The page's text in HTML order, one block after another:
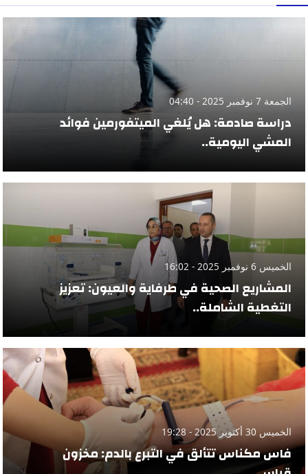
الجمعة 7 نوفمبر 2025 - 04:40
دراسة صادمة: هل يُلغي الميتفورمين فوائد
المشي اليومية..
الخميس 6 نوفمبر 2025 - 16:02
المشاريع الصحية في طرفاية والعيون: تعزيز
التغطية الشاملة..
الخميس 30 أكتوبر 2025 - 19:28
فاس مكناس تتألق في التبرع بالدم: مخزون